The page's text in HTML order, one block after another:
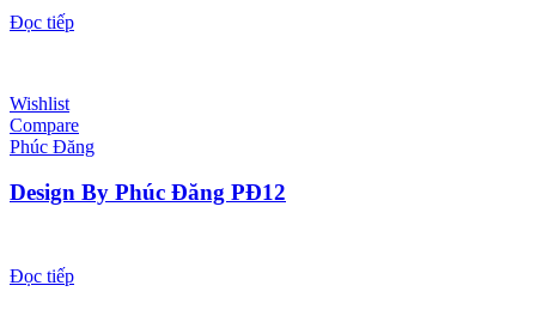
Đọc tiếp
Wishlist
Compare
Phúc Đăng
Design By Phúc Đăng PĐ12
Đọc tiếp